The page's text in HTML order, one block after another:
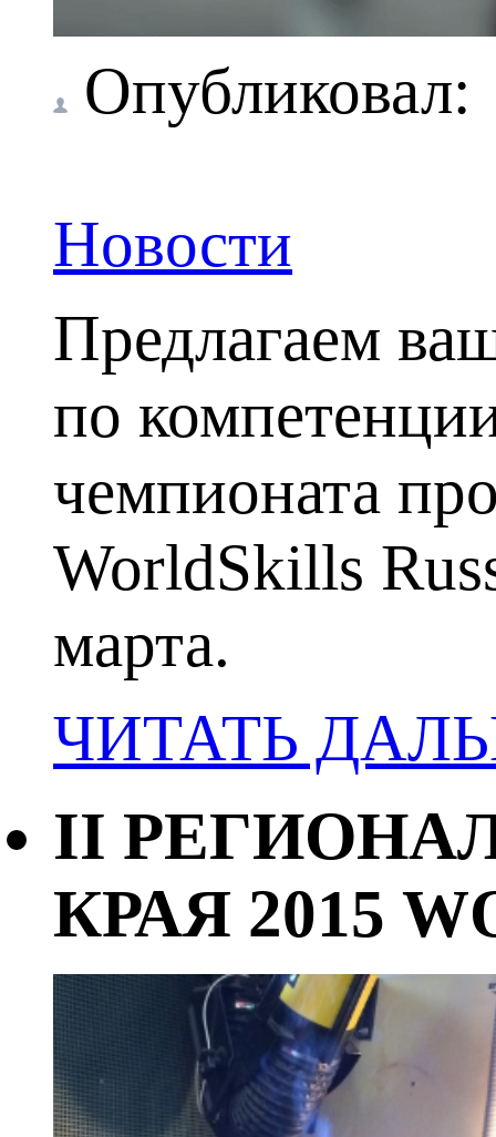
Новости
Предлагаем
по
чемпионата
WorldSkills
марта.
ЧИТАТЬ
II
КРАЯ 2015